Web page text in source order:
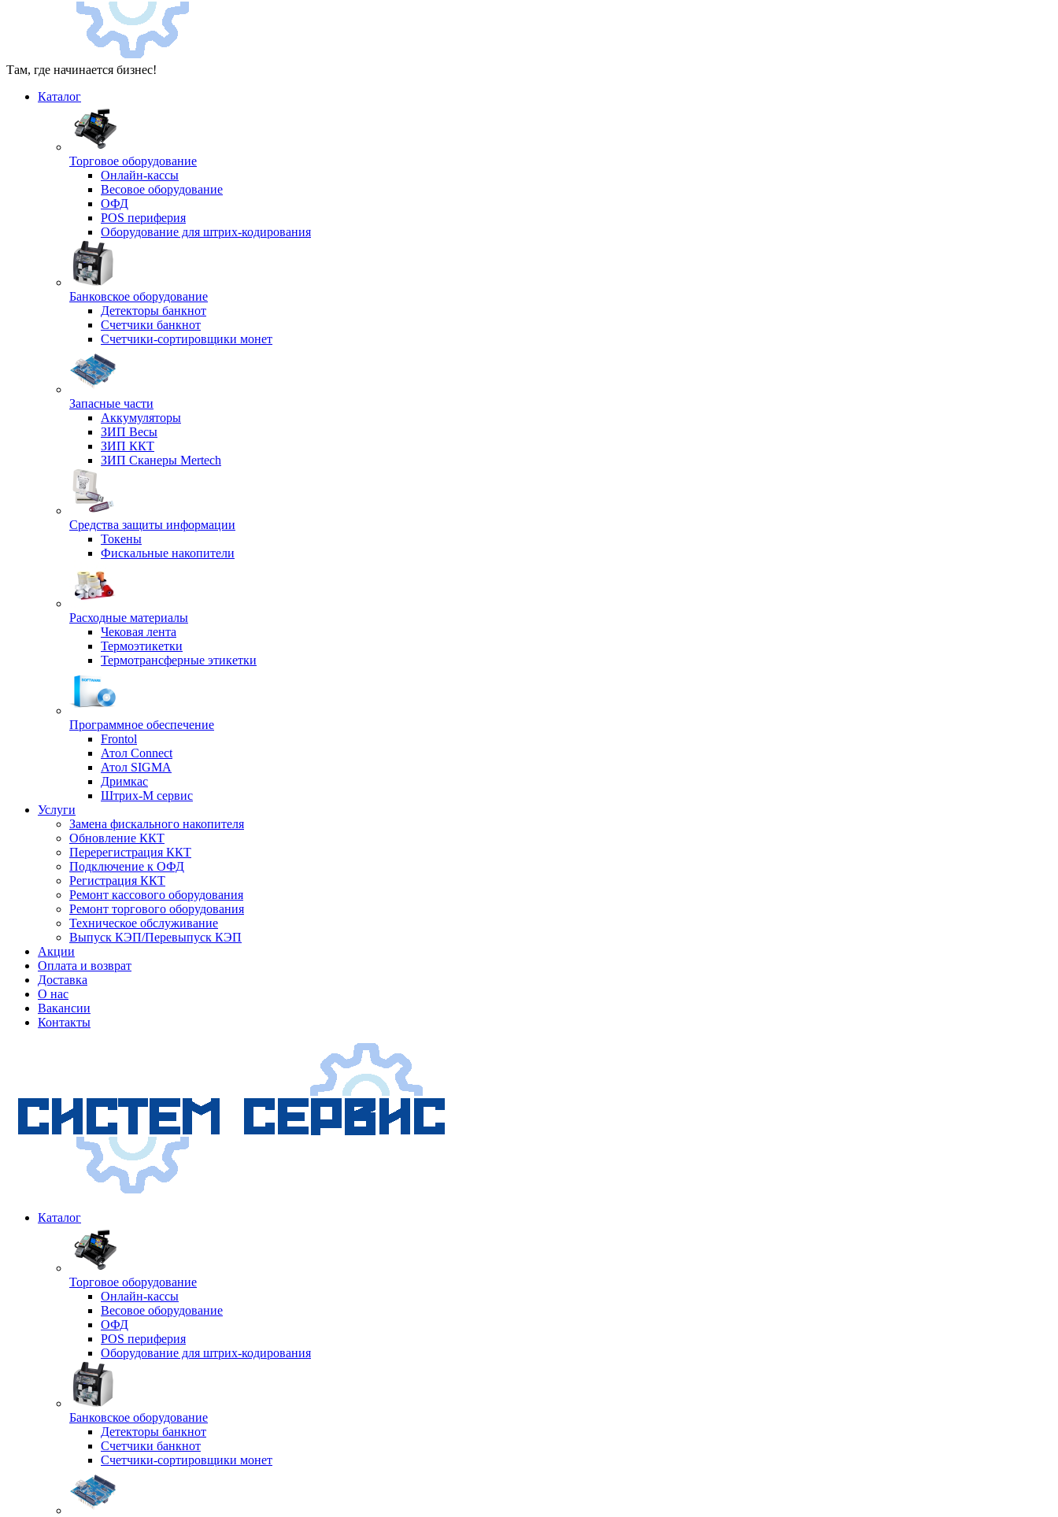
Там, где начинается бизнес!
Каталог
Торговое оборудование
Онлайн-кассы
Весовое оборудование
ОФД
POS периферия
Оборудование для штрих-кодирования
Банковское оборудование
Детекторы банкнот
Счетчики банкнот
Счетчики-сортировщики монет
Запасные части
Аккумуляторы
ЗИП Весы
ЗИП ККТ
ЗИП Сканеры Mertech
Средства защиты информации
Токены
Фискальные накопители
Расходные материалы
Чековая лента
Термоэтикетки
Термотрансферные этикетки
Программное обеспечение
Frontol
Атол Connect
Атол SIGMA
Дримкас
Штрих-М сервис
Услуги
Замена фискального накопителя
Обновление ККТ
Перерегистрация ККТ
Подключение к ОФД
Регистрация ККТ
Ремонт кассового оборудования
Ремонт торгового оборудования
Техническое обслуживание
Выпуск КЭП/Перевыпуск КЭП
Акции
Оплата и возврат
Доставка
О нас
Вакансии
Контакты
Каталог
Торговое оборудование
Онлайн-кассы
Весовое оборудование
ОФД
POS периферия
Оборудование для штрих-кодирования
Банковское оборудование
Детекторы банкнот
Счетчики банкнот
Счетчики-сортировщики монет